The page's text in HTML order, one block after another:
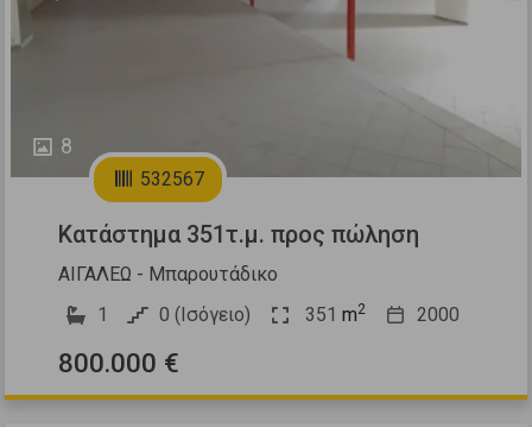
8
532567
Κατάστημα 351τ.μ. προς πώληση
ΑΙΓΑΛΕΩ - Μπαρουτάδικο
1
0 (Ισόγειο) 351 m2 2000
800.000 €